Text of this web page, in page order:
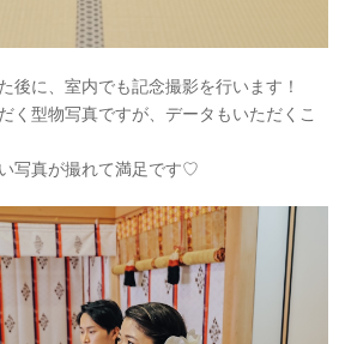
後に、室内でも記念撮影を行います！
く型物写真ですが、データもいただくこ
写真が撮れて満足です♡